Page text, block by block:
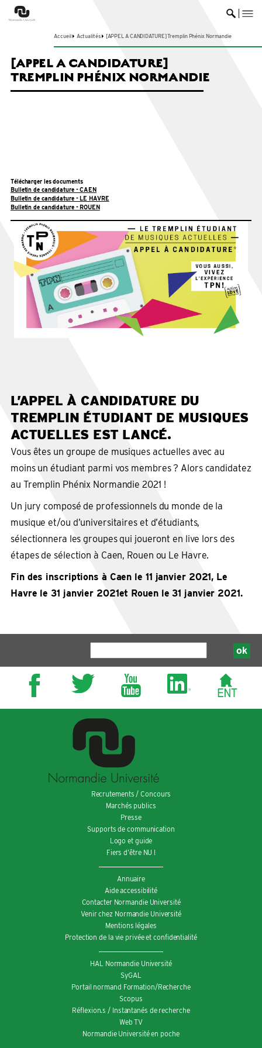
Accueil Actualités [APPEL A CANDIDATURE] Tremplin Phénix Normandie
[APPEL A CANDIDATURE]
TREMPLIN PHÉNIX NORMANDIE
Télécharger les documents
Bulletin de candidature - CAEN
Bulletin de candidature - LE HAVRE
Bulletin de candidature - ROUEN
L’APPEL À CANDIDATURE DU
TREMPLIN ÉTUDIANT DE MUSIQUES
ACTUELLES EST LANCÉ.
Vous êtes un groupe de musiques actuelles avec au
moins un étudiant parmi vos membres ? Alors candidatez
au Tremplin Phénix Normandie 2021 !
Un jury composé de professionnels du monde de la
musique et/ou d’universitaires et d’étudiants,
sélectionnera les groupes qui joueront en live lors des
étapes de sélection à Caen, Rouen ou Le Havre.
Fin des inscriptions à Caen le 11 janvier 2021, Le
Havre le 31 janvier 2021et Rouen le 31 janvier 2021.
Recrutements / Concours
Marchés publics
Presse
Supports de communication
Logo et guide
Fiers d’être NU !
Annuaire
Aide accessibilité
Contacter Normandie Université
Venir chez Normandie Université
Mentions légales
Protection de la vie privée et confidentialité
HAL Normandie Université
SyGAL
Portail normand Formation/Recherche
Scopus
Réflexion.s / Instantanés de recherche
Web TV
Normandie Université en poche